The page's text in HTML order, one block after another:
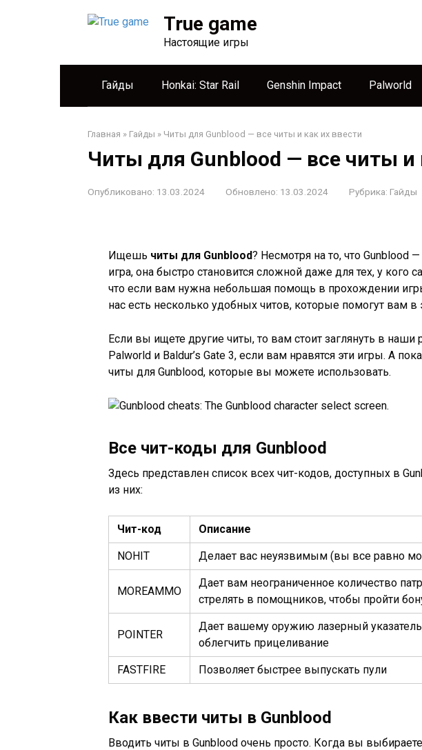
True game
Настоящие игры
Гайды Honkai: Star Rail Genshin Impact Palworld
Главная » Гайды » Читы для Gunblood — все читы и как их ввести
Читы для Gunblood — все читы и
Опубликовано: 13.03.2024 Обновлено: 13.03.2024 Рубрика: Гайды
Ищешь читы для Gunblood? Несмотря на то, что Gunblood
игра, она быстро становится сложной даже для тех, у кого
что если вам нужна небольшая помощь в прохождении
нас есть несколько удобных читов, которые помогут вам в
Если вы ищете другие читы, то вам стоит заглянуть в наши
Palworld и Baldur’s Gate 3, если вам нравятся эти игры. А
читы для Gunblood, которые вы можете использовать.
Все чит-коды для Gunblood
Здесь представлен список всех чит-кодов, доступных в
из них:
Чит-код Описание
NOHIT Делает вас неуязвимым (вы все равно
MOREAMMO
Дает вам неограниченное количество
стрелять в помощников, чтобы пройти
POINTER
Дает вашему оружию лазерный
облегчить прицеливание
FASTFIRE Позволяет быстрее выпускать пули
Как ввести читы в Gunblood
Вводить читы в Gunblood очень просто. Когда вы